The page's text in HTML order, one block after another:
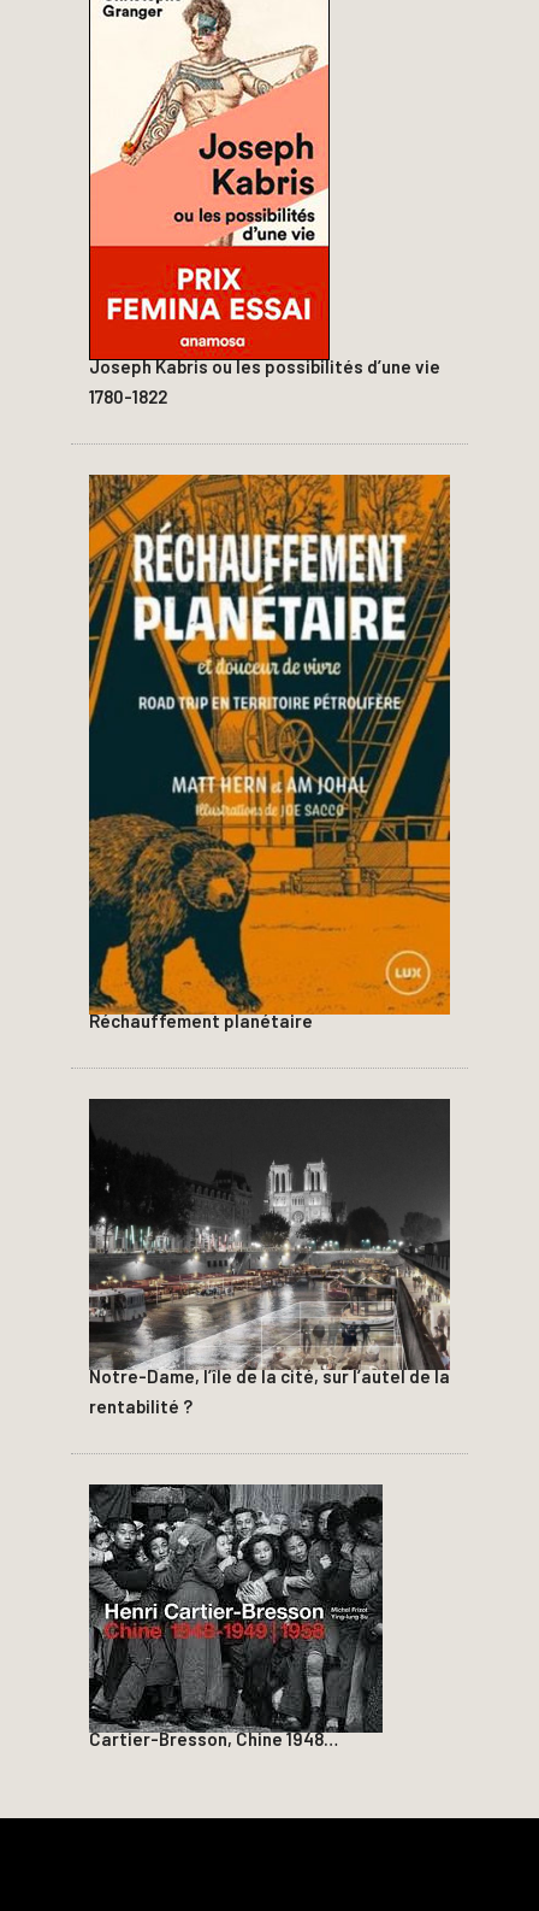
Joseph Kabris ou les possibilités d’une vie
1780-1822
Réchauffement planétaire
Notre-Dame, l’île de la cité, sur l’autel de la
rentabilité ?
Cartier-Bresson, Chine 1948…